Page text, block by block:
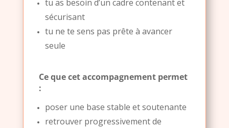
tu as besoin d’un cadre contenant et
sécurisant
tu ne te sens pas prête à avancer
seule
Ce que cet accompagnement permet
:
poser une base stable et soutenante
retrouver progressivement de